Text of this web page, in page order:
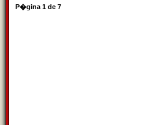
P�gina 1 de 7